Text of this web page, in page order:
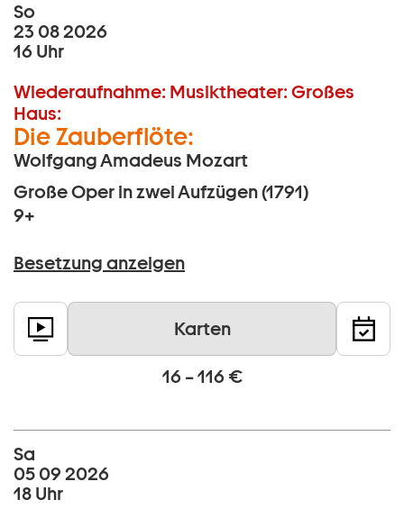
So
23 08 2026
16 Uhr
Wiederaufnahme: Musiktheater: Großes
Haus:
Die Zauberflöte:
Wolfgang Amadeus Mozart
Große Oper in zwei Aufzügen (1791)
9+
Besetzung anzeigen
Karten
16 – 116 €
Sa
05 09 2026
18 Uhr